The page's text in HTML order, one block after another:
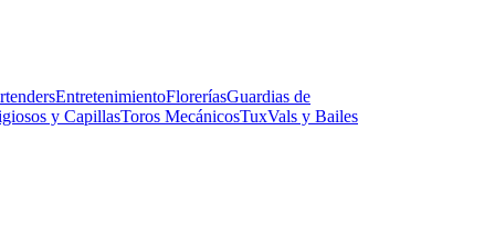
EntretenimientoFloreríasGuardias de
y CapillasToros MecánicosTuxVals y Bailes